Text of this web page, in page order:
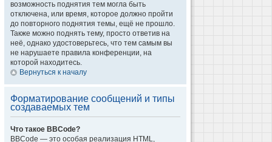
возможность поднятия тем могла быть
отключена, или время, которое должно пройти
до повторного поднятия темы, ещё не прошло.
Также можно поднять тему, просто ответив на
неё, однако удостоверьтесь, что тем самым вы
не нарушаете правила конференции, на
которой находитесь.
Вернуться к началу
Форматирование сообщений и типы
создаваемых тем
Что такое BBCode?
BBCode — это особая реализация HTML,